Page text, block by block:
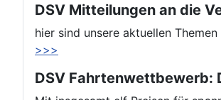
DSV Mitteilungen an die
hier sind unsere aktuellen
>>>
DSV Fahrtenwettbewerb: